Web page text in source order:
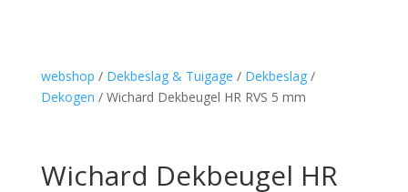
webshop / Dekbeslag & Tuigage / Dekbeslag/
Dekogen / Wichard Dekbeugel HR RVS 5 mm
Wichard Dekbeugel HR